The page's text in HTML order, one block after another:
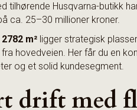
tilhørende Husqvarna-butikk
ca. 25–30 millioner kroner.
2782 m² ligger strategisk
hovedveien. Her får du en
og et solid kundesegment.
drift med